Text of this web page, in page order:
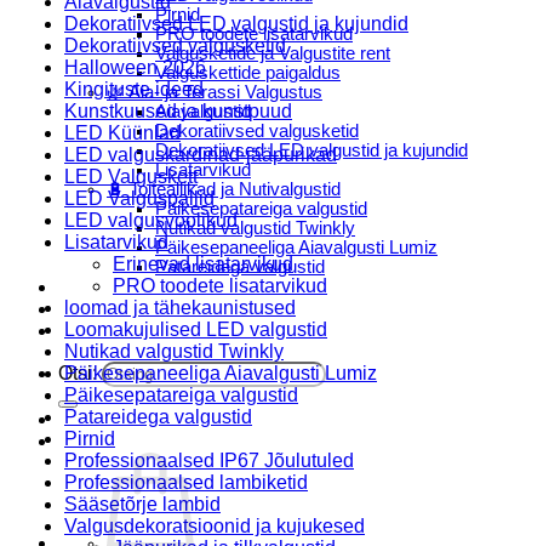
Pirnid
PRO toodete lisatarvikud
Valgusketide ja Valgustite rent
Valguskettide paigaldus
🌿 Aia- ja Terassi Valgustus
Aiavalgustid
Dekoratiivsed valgusketid
Dekoratiivsed LED valgustid ja kujundid
Lisatarvikud
🔋 Toiteallikad ja Nutivalgustid
Päikesepatareiga valgustid
Nutikad valgustid Twinkly
Päikesepaneeliga Aiavalgusti Lumiz
Patareidega valgustid
Päikeselaternad Lumiz
Valguskettide paigaldus
Blogi
Otsi:
Dekoratiivsed LED valgustid ja kujundid
Dekoratiivsed valgusketid
Halloween 2026
Kingituste ideed
Kunstkuused ja kunstpuud
LED Küünlad
LED valguskardinad-jääpurikad
LED Valguskett
LED Valguspallid
LED valgusvoolikud
Lisatarvikud
Erinevad lisatarvikud
PRO toodete lisatarvikud
loomad ja tähekaunistused
Loomakujulised LED valgustid
Nutikad valgustid Twinkly
Päikesepaneeliga Aiavalgusti Lumiz
Päikesepatareiga valgustid
Patareidega valgustid
Pirnid
Professionaalsed IP67 Jõulutuled
Professionaalsed lambiketid
Sääsetõrje lambid
Valgusdekoratsioonid ja kujukesed